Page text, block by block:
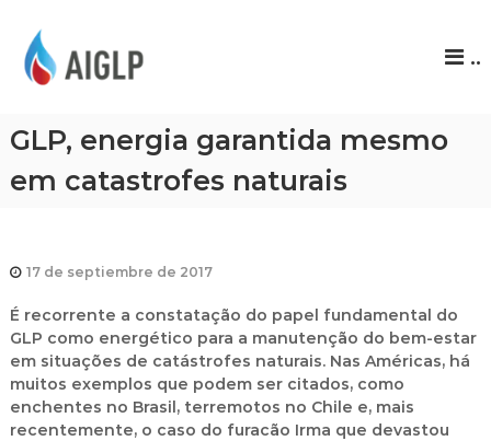
P
..
GLP, energia garantida mesmo
em catastrofes naturais
17 de septiembre de 2017
É recorrente a constatação do papel fundamental do
GLP como energético para a manutenção do bem-estar
em situações de catástrofes naturais. Nas Américas, há
muitos exemplos que podem ser citados, como
enchentes no Brasil, terremotos no Chile e, mais
recentemente, o caso do furacão Irma que devastou